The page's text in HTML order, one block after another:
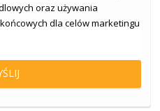
oraz używania
dla celów marketingu